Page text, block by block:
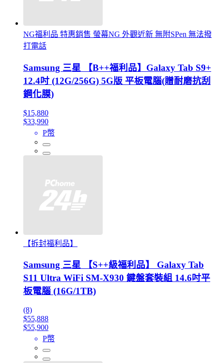
NG福利品 特惠銷售 螢幕NG 外觀近新 無附SPen 無法撥
打電話
Samsung 三星 【B++福利品】Galaxy Tab S9+
12.4吋 (12G/256G) 5G版 平板電腦(贈耐磨抗刮
鋼化膜)
$15,880
$33,990
P幣
【拆封福利品】
Samsung 三星 【S++級福利品】 Galaxy Tab
S11 Ultra WiFi SM-X930 鍵盤套裝組 14.6吋平
板電腦 (16G/1TB)
(8)
$55,888
$55,900
P幣